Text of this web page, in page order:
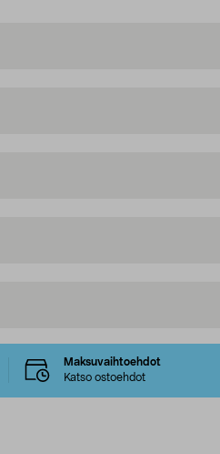
Maksuvaihtoehdot
Katso ostoehdot